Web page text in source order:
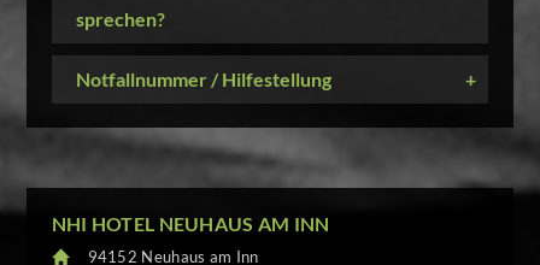
sprechen?
Notfallnummer / Hilfestellung +
NHI HOTEL NEUHAUS AM INN
94152 Neuhaus am Inn